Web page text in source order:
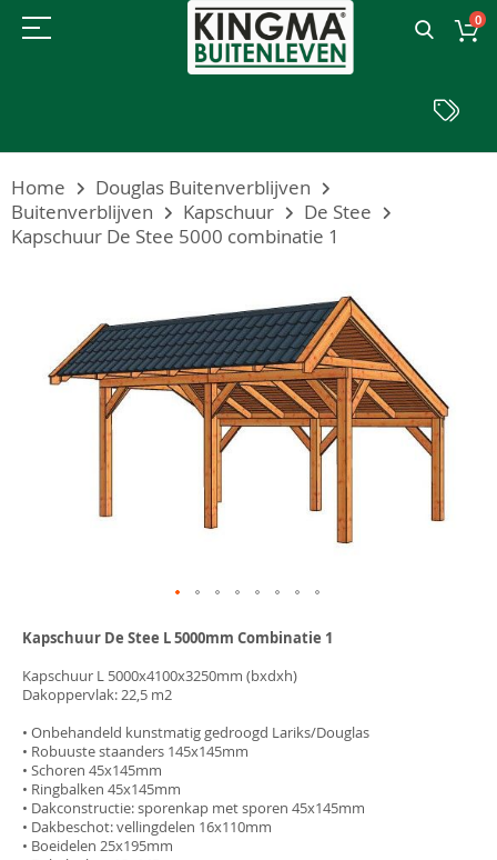
0
Home
Douglas Buitenverblijven
Buitenverblijven
Kapschuur
De Stee
Kapschuur De Stee 5000 combinatie 1
afbeeldingen-
naar
begin
van
afbeeldingen-
gallerij
Kapschuur De Stee L 5000mm Combinatie 1
Kapschuur L 5000x4100x3250mm (bxdxh)
Dakoppervlak: 22,5 m2
• Onbehandeld kunstmatig gedroogd Lariks/Douglas
• Robuuste staanders 145x145mm
• Schoren 45x145mm
• Ringbalken 45x145mm
• Dakconstructie: sporenkap met sporen 45x145mm
• Dakbeschot: vellingdelen 16x110mm
• Boeidelen 25x195mm